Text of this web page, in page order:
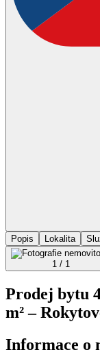
Popis
Lokalita
1 / 1
Prodej bytu
m² –
Informace o